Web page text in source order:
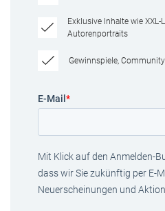
Exklusive Inhalte wie XXL-
Autorenportraits
Gewinnspiele,
E-Mail *
Mit Klick auf den Anmelden-
dass wir Sie zukünftig per E-
Neuerscheinungen und